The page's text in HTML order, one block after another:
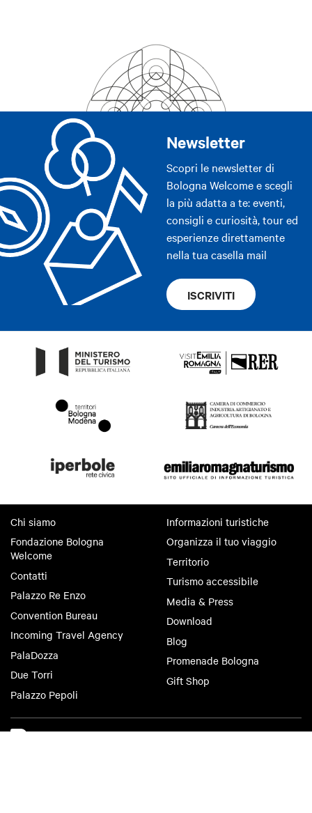
Newsletter
Scopri le newsletter di
Bologna Welcome e scegli
la più adatta a te: eventi,
consigli e curiosità, tour ed
esperienze direttamente
nella tua casella mail
ISCRIVITI
Chi siamo
Fondazione Bologna
Welcome
Contatti
Palazzo Re Enzo
Convention Bureau
Incoming Travel Agency
PalaDozza
Due Torri
Palazzo Pepoli
Informazioni turistiche
Organizza il tuo viaggio
Territorio
Turismo accessibile
Media & Press
Download
Blog
Promenade Bologna
Gift Shop